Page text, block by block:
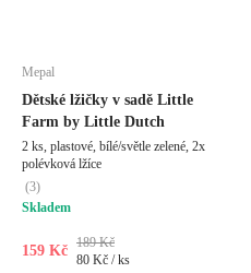
Mepal
Dětské lžičky v sadě Little
Farm by Little Dutch
2 ks, plastové, bílé/světle zelené, 2x
polévková lžíce
(3)
Skladem
159 Kč 189 Kč
80 Kč / ks